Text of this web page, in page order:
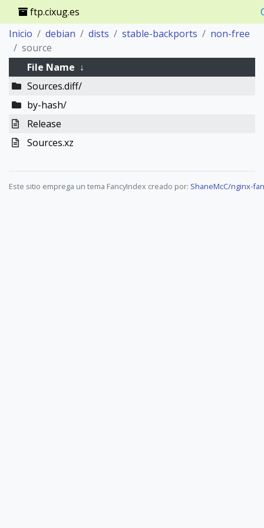
ftp.cixug.es
Inicio
debian dists stable-backports
non-free
source
File Name ↓
Sources.diff/
by-hash/
Release
Sources.xz
Este sitio emprega un tema FancyIndex creado por: ShaneMcC/nginx-